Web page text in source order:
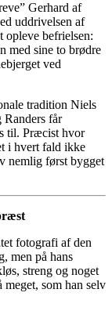
Gerhard af
uddrivelsen af
opleve befrielsen:
med sine to brødre
ved
tradition Niels
Randers får
til. Præcist hvor
i hvert fald ikke
nemlig først bygget
fotografi af den
men på hans
streng og noget
som han selv